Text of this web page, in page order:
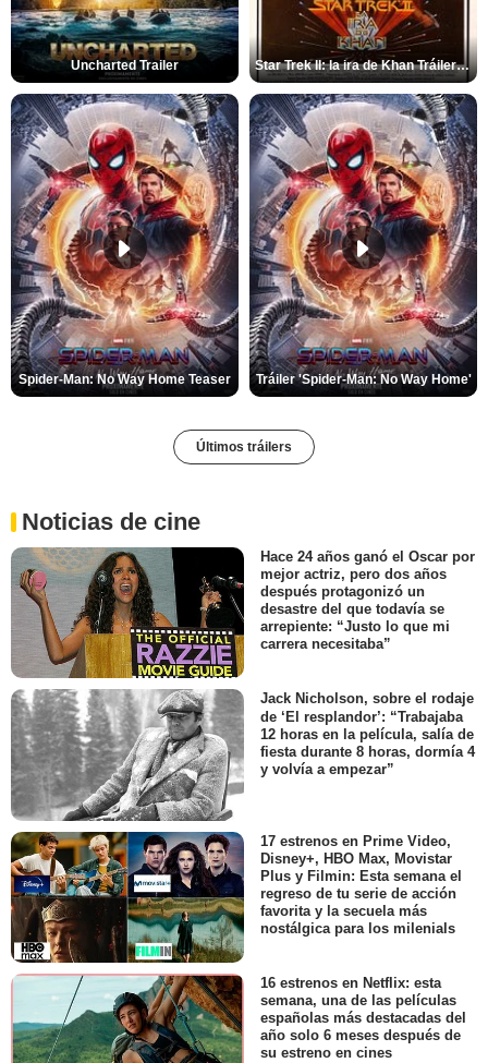
Uncharted Trailer Star Trek II: la ira de Khan Tráiler VO
Spider-Man: No Way Home Teaser Tráiler 'Spider-Man: No Way Home'
Últimos tráilers
Noticias de cine
Hace 24 años ganó el Oscar por
mejor actriz, pero dos años
después protagonizó un
desastre del que todavía se
arrepiente: “Justo lo que mi
carrera necesitaba”
Jack Nicholson, sobre el rodaje
de ‘El resplandor’: “Trabajaba
12 horas en la película, salía de
fiesta durante 8 horas, dormía 4
y volvía a empezar”
17 estrenos en Prime Video,
Disney+, HBO Max, Movistar
Plus y Filmin: Esta semana el
regreso de tu serie de acción
favorita y la secuela más
nostálgica para los milenials
16 estrenos en Netflix: esta
semana, una de las películas
españolas más destacadas del
año solo 6 meses después de
su estreno en cines